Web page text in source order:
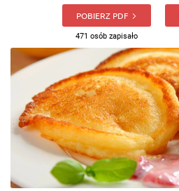
POBIERZ PDF
471 osób zapisało